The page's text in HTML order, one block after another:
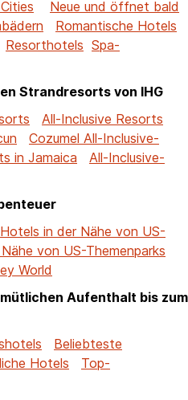
Neue und öffnet bald
Romantische Hotels
Resorthotels Spa-
Strandresorts von IHG
All-Inclusive Resorts
Cozumel All-Inclusive-
in Jamaica
All-Inclusive-
Hotels in der Nähe von US-
von US-Themenparks
World
Aufenthalt bis zum
Beliebteste
Hotels
Top-